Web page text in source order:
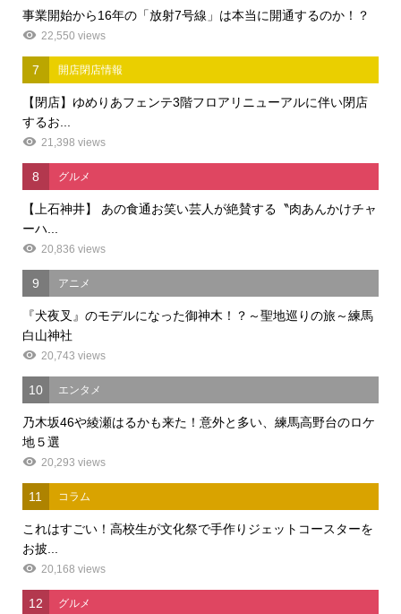
事業開始から16年の「放射7号線」は本当に開通するのか！？
22,550 views
7 開店閉店情報
【閉店】ゆめりあフェンテ3階フロアリニューアルに伴い閉店
するお...
21,398 views
8 グルメ
【上石神井】 あの食通お笑い芸人が絶賛する〝肉あんかけチャ
ーハ...
20,836 views
9 アニメ
『犬夜叉』のモデルになった御神木！？～聖地巡りの旅～練馬
白山神社
20,743 views
10 エンタメ
乃木坂46や綾瀬はるかも来た！意外と多い、練馬高野台のロケ
地５選
20,293 views
11 コラム
これはすごい！高校生が文化祭で手作りジェットコースターを
お披...
20,168 views
12 グルメ